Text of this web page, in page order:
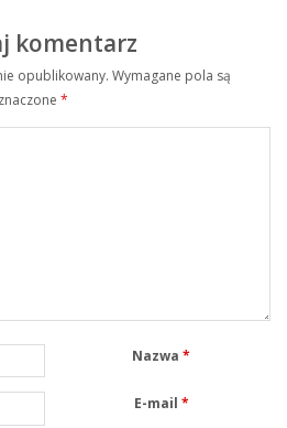
komentarz
opublikowany. Wymagane pola są
*
Nazwa*
E-mail *